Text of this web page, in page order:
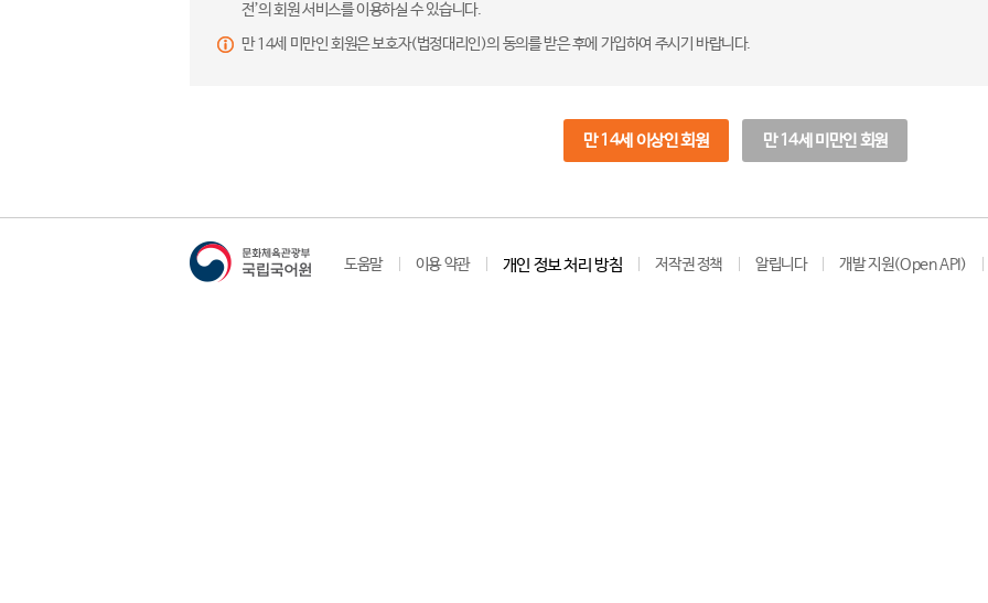
전’의 회원 서비스를 이용하실 수 있습니다.
만 14세 미만인 회원은 보호자(법정대리인)의 동의를 받은 후에 가입하여 주시기 바랍니다.
만 14세 이상인 회원 만 14세 미만인 회원
도움말 이용 약관 개인 정보 처리 방침 저작권 정책 알립니다 개발 지원(Open API)